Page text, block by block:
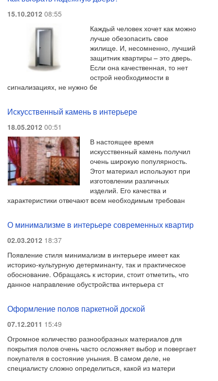
15.10.2012 08:55
Каждый человек хочет как можно
лучше обезопасить свое
жилище. И, несомненно, лучший
защитник квартиры – это дверь.
Если она качественная, то нет
острой необходимости в
сигнализациях, не нужно бе
Искусственный камень в интерьере
18.05.2012 00:51
В настоящее время
искусственный камень получил
очень широкую популярность.
Этот материал используют при
изготовлении различных
изделий. Его качества и
характеристики отвечают всем необходимым требован
О минимализме в интерьере современных квартир
02.03.2012 18:37
Появление стиля минимализм в интерьере имеет как
историко-культурную детерминанту, так и практическое
обоснование. Обращаясь к истории, стоит отметить, что
данное направление обустройства интерьера ст
Оформление полов паркетной доской
07.12.2011 15:49
Огромное количество разнообразных материалов для
покрытия полов очень часто осложняет выбор и повергает
покупателя в состояние уныния. В самом деле, не
специалисту сложно определиться, какой из матери